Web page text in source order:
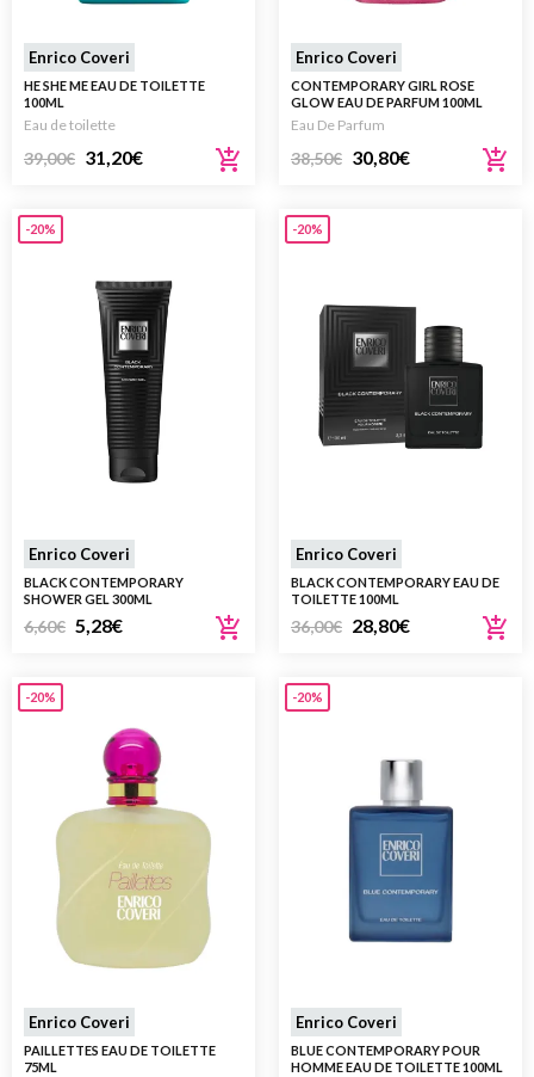
Enrico Coveri
HE SHE ME EAU DE TOILETTE
100ML
Eau de toilette
39,00€ 31,20€
Enrico Coveri
CONTEMPORARY GIRL ROSE
GLOW EAU DE PARFUM 100ML
Eau De Parfum
38,50€ 30,80€
-20%
Enrico Coveri
BLACK CONTEMPORARY
SHOWER GEL 300ML
6,60€ 5,28€
-20%
Enrico Coveri
BLACK CONTEMPORARY EAU DE
TOILETTE 100ML
36,00€ 28,80€
-20%
Enrico Coveri
PAILLETTES EAU DE TOILETTE
75ML
-20%
Enrico Coveri
BLUE CONTEMPORARY POUR
HOMME EAU DE TOILETTE 100ML